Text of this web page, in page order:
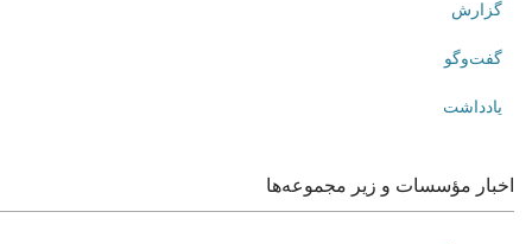
گزارش
گفت‌وگو
یادداشت
اخبار مؤسسات و زیر مجموعه‌ها